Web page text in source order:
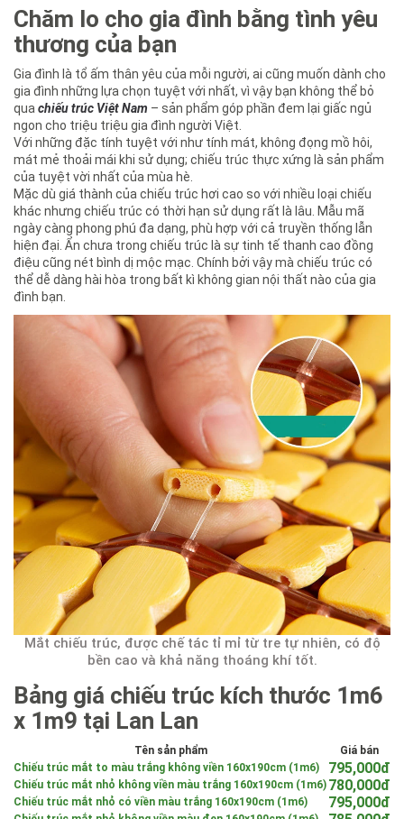
Chăm lo cho gia đình bằng tình yêu
thương của bạn
Gia đình là tổ ấm thân yêu của mỗi người, ai cũng muốn dành cho
gia đình những lựa chọn tuyệt với nhất, vì vậy bạn không thể bỏ
qua chiếu trúc Việt Nam – sản phẩm góp phần đem lại giấc ngủ
ngon cho triệu triệu gia đình người Việt.
Với những đặc tính tuyệt với như tính mát, không đọng mồ hôi,
mát mẻ thoải mái khi sử dụng; chiếu trúc thực xứng là sản phẩm
của tuyệt vời nhất của mùa hè.
Mặc dù giá thành của chiếu trúc hơi cao so với nhiều loại chiếu
khác nhưng chiếu trúc có thời hạn sử dụng rất là lâu. Mẫu mã
ngày càng phong phú đa dạng, phù hợp với cả truyền thống lẫn
hiện đại. Ẩn chưa trong chiếu trúc là sự tinh tế thanh cao đồng
điệu cũng nét bình dị mộc mạc. Chính bởi vậy mà chiếu trúc có
thể dễ dàng hài hòa trong bất kì không gian nội thất nào của gia
đình bạn.
Mắt chiếu trúc, được chế tác tỉ mỉ từ tre tự nhiên, có độ
bền cao và khả năng thoáng khí tốt.
Bảng giá chiếu trúc kích thước 1m6
x 1m9 tại Lan Lan
Tên sản phẩm
Giá bán
Chiếu trúc mắt to màu trắng không viền 160x190cm (1m6)
795,000đ
Chiếu trúc mắt nhỏ không viền màu trắng 160x190cm (1m6) 780,000đ
Chiếu trúc mắt nhỏ có viền màu trắng 160x190cm (1m6) 795,000đ